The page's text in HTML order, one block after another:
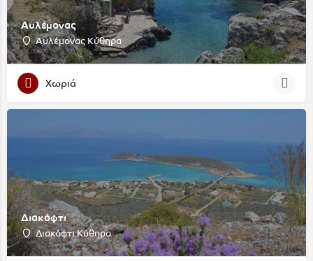
Αυλέμονας
Αυλέμονας Κύθηρα
Χωριά
Διακόφτι
Διακόφτι Κύθηρα